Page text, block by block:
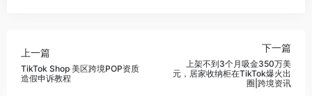
上一篇
TikTok Shop 美区跨境POP资质
造假申诉教程
下一篇
上架不到3个月吸金350万美
元，居家收纳柜在TikTok爆火出
圈|跨境资讯